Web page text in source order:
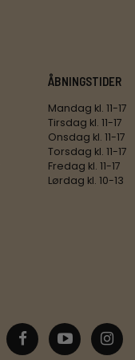
ÅBNINGSTIDER
Mandag kl. 11-17
Tirsdag kl. 11-17
Onsdag kl. 11-17
Torsdag kl. 11-17
Fredag kl. 11-17
Lørdag kl. 10-13